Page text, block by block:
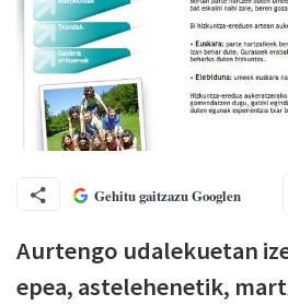
Gehitu gaitzazu Googlen
Aurtengo udalekuetan
epea, astelehenetik,